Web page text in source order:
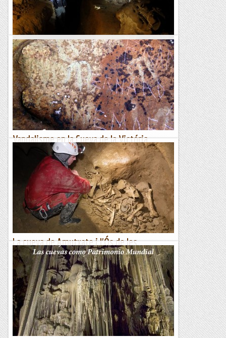
Centenari de la Cueva del Buxu ( Asturies)
Abril 2017La directora general de Patrimonio Cultural, Otilia
Requejo, ha presentado el libro "La cueva del Buxu (Cangas
de Onís, Asturias)", obra de Mario Menéndez editada...
Espeleobloc
Vandalisme en la Cueva de la Victória
(Málaga).
S'ha organitzat un notable ressò mediàtic per la denuncia
d'alteració d'algunes de les pintures rupestres de la
malaguenya Cueva de la Victória (La Cala / Rincón de la...
Espeleobloc
La cueva de Amutxate i l'Ós de les
Cavernes. T.Torres.
Aquesta cavitat Navarresa conté un jaciment paleontològic
d'ós de les cavernes de gran importància que ha estat
objecte d'una acurada investigació per Trinidad deTorres, i...
Espeleobloc